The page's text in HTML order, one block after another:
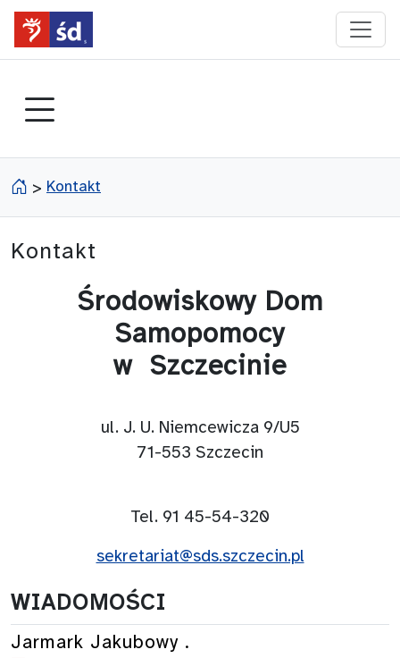
przejdź do głównego menu
strona główna
> Kontakt
Kontakt
Środowiskowy Dom
Samopomocy
w Szczecinie
ul. J. U. Niemcewicza 9/U5
71-553 Szczecin
Tel. 91 45-54-320
sekretariat@sds.szczecin.pl
WIADOMOŚCI
Jarmark Jakubowy .